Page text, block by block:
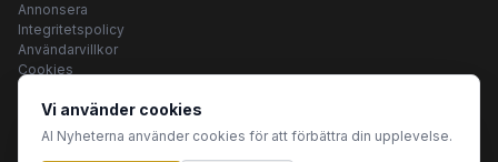
Annonsera
Integritetspolicy
Användarvillkor
Cookies
Vi använder cookies
AI Nyheterna använder cookies för att förbättra din upplevelse.